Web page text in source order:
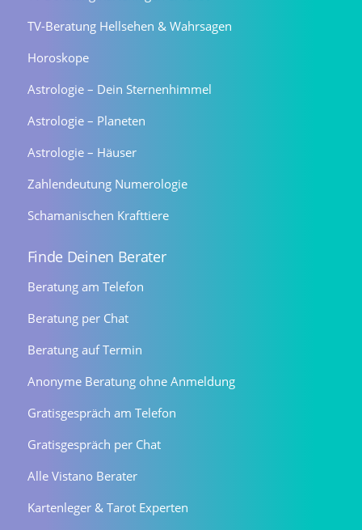
TV-Beratung Hellsehen & Wahrsagen
Horoskope
Astrologie – Dein Sternenhimmel
Astrologie – Planeten
Astrologie – Häuser
Zahlendeutung Numerologie
Schamanischen Krafttiere
Finde Deinen Berater
Beratung am Telefon
Beratung per Chat
Beratung auf Termin
Anonyme Beratung ohne Anmeldung
Gratisgespräch am Telefon
Gratisgespräch per Chat
Alle Vistano Berater
Kartenleger & Tarot Experten